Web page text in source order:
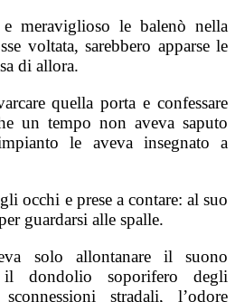
meraviglioso le balenò nella
voltata, sarebbero apparse le
di allora.
quella porta e confessare
un tempo non aveva saputo
le aveva insegnato a
occhi e prese a contare: al suo
guardarsi alle spalle.
solo allontanare il suono
dondolio soporifero degli
stradali, l’odore